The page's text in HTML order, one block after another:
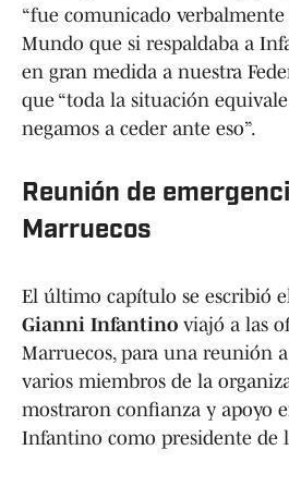
“fue comunicado
Mundo que si respaldaba a
en gran medida a nuestra
que “toda la situación
negamos a ceder ante eso”.
Reunión de
Marruecos
El último capítulo se escribió
Gianni Infantino viajó a las
Marruecos, para una reunión
varios miembros de la
mostraron confianza y apoyo
Infantino como presidente de